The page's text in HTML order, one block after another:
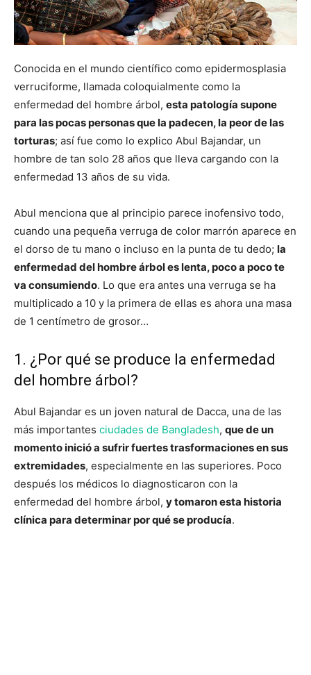
Conocida en el mundo científico como epidermosplasia
verruciforme, llamada coloquialmente como la
enfermedad del hombre árbol, esta patología supone
para las pocas personas que la padecen, la peor de las
torturas; así fue como lo explico Abul Bajandar, un
hombre de tan solo 28 años que lleva cargando con la
enfermedad 13 años de su vida.
Abul menciona que al principio parece inofensivo todo,
cuando una pequeña verruga de color marrón aparece en
el dorso de tu mano o incluso en la punta de tu dedo; la
enfermedad del hombre árbol es lenta, poco a poco te
va consumiendo. Lo que era antes una verruga se ha
multiplicado a 10 y la primera de ellas es ahora una masa
de 1 centímetro de grosor…
1. ¿Por qué se produce la enfermedad
del hombre árbol?
Abul Bajandar es un joven natural de Dacca, una de las
más importantes ciudades de Bangladesh, que de un
momento inició a sufrir fuertes trasformaciones en sus
extremidades, especialmente en las superiores. Poco
después los médicos lo diagnosticaron con la
enfermedad del hombre árbol, y tomaron esta historia
clínica para determinar por qué se producía.